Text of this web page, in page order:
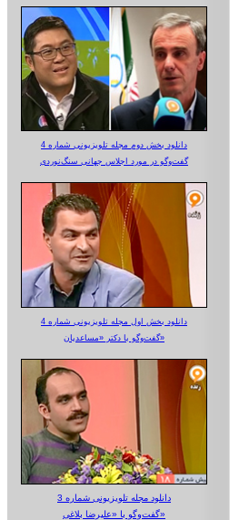
دانلود بخش دوم مجله تلویزیونی شماره 4
گفت‌وگو در مورد اجلاس جهانی سنگ‌نوردی
دانلود بخش اول مجله تلویزیونی شماره 4
گفت‌وگو با دکتر «مساعدیان»
دانلود مجله تلویزیونی شماره 3
گفت‌وگو با «علیرضا بلاغی»